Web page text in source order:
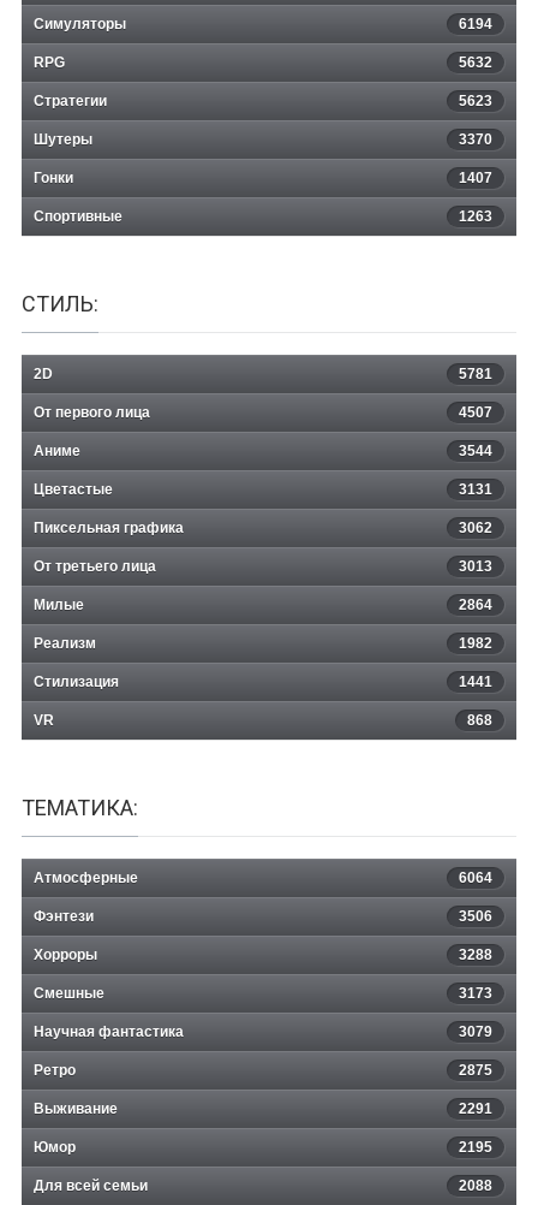
Симуляторы 6194
RPG 5632
Стратегии 5623
Шутеры 3370
Гонки 1407
Спортивные 1263
СТИЛЬ:
2D 5781
От первого лица 4507
Аниме 3544
Цветастые 3131
Пиксельная графика 3062
От третьего лица 3013
Милые 2864
Реализм 1982
Стилизация 1441
VR 868
ТЕМАТИКА:
Атмосферные 6064
Фэнтези 3506
Хорроры 3288
Смешные 3173
Научная фантастика 3079
Ретро 2875
Выживание 2291
Юмор 2195
Для всей семьи 2088